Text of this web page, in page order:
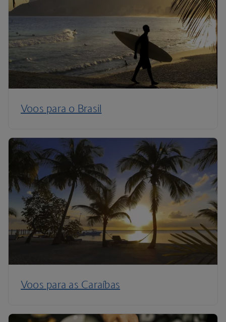
Voos para o Brasil
Voos para as Caraíbas